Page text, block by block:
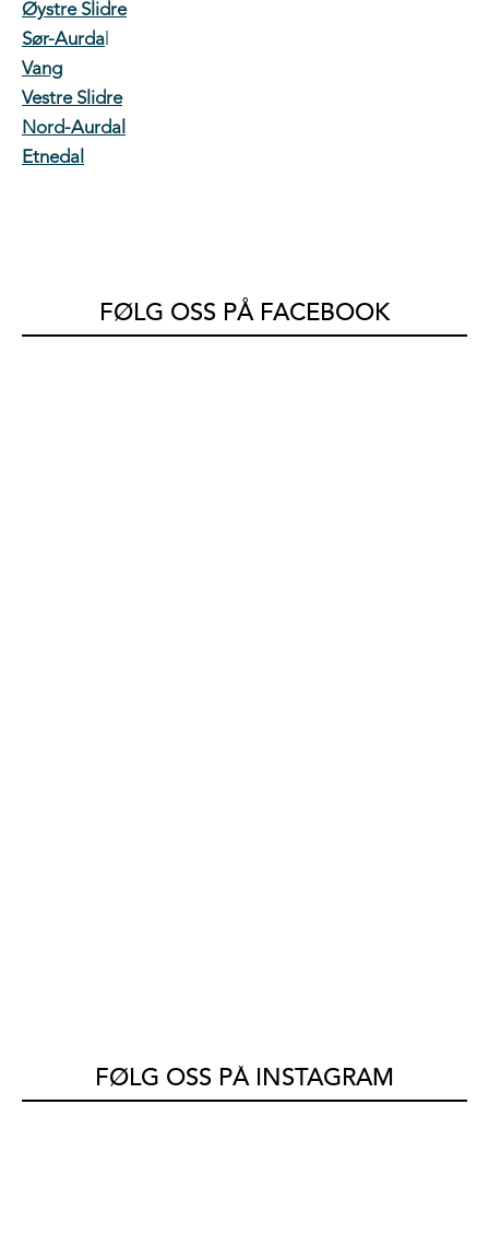
Øystre Slidre
Sør-Aurda
Vang
Vestre Slidre
Nord-Aurdal
Etnedal
FØLG OSS PÅ FACEBOOK
FØLG OSS PÅ INSTAGRAM